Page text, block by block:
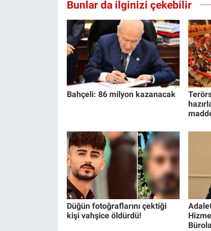
Bunlar da ilginizi çekebilir
Bahçeli: 86 milyon kazanacak
Düğün fotoğraflarını çektiği
kişi vahşice öldürdü!